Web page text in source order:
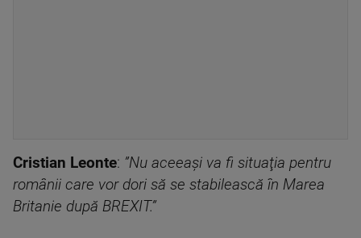
Cristian Leonte: ”Nu aceeaşi va fi situaţia pentru
românii care vor dori să se stabilească în Marea
Britanie după BREXIT.”